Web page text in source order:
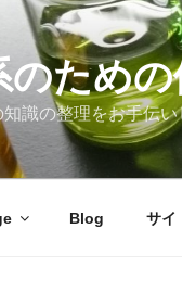
のため
識の整理をお手伝い
Blog サイ